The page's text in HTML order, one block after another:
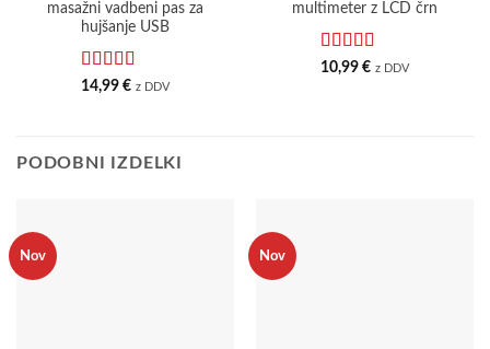
masažni vadbeni pas za
hujšanje USB
Ocenjeno5
14,99 € z DDV
multimeter z LCD črn
Ocenjeno5
10,99 € z DDV
PODOBNI IZDELKI
Nov Nov